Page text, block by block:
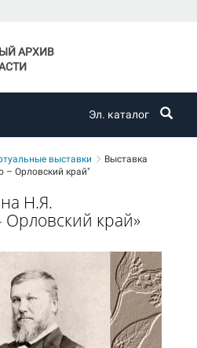
АРХИВ
Эл. каталог
выставки
Выставка
– Орловский край"
Н.Я.
Орловский край»